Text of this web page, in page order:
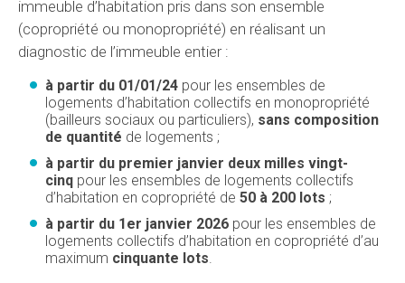
immeuble d’habitation pris dans son ensemble
(copropriété ou monopropriété) en réalisant un
diagnostic de l’immeuble entier :
à partir du 01/01/24 pour les ensembles de
logements d’habitation collectifs en monopropriété
(bailleurs sociaux ou particuliers), sans composition
de quantité de logements ;
à partir du premier janvier deux milles vingt-
cinq pour les ensembles de logements collectifs
d’habitation en copropriété de 50 à 200 lots ;
à partir du 1er janvier 2026 pour les ensembles de
logements collectifs d’habitation en copropriété d’au
maximum cinquante lots.